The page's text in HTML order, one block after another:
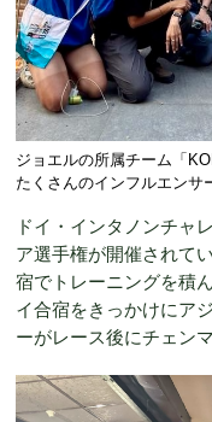
ジョエルの所属チーム「
たくさんのインフルエンサ
ドイ・インタノンチャ
ア選手権が開催されて
宿でトレーニングを積
イ合宿をきっかけにア
ーがレース後にチェン